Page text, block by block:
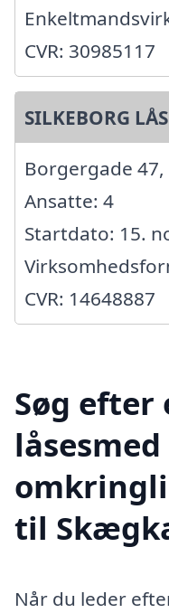
CVR: 30985117
SILKEBORG
Borgergade
Ansatte: 4
Startdato: 15.
CVR: 14648887
Søg efter
til
Når du leder